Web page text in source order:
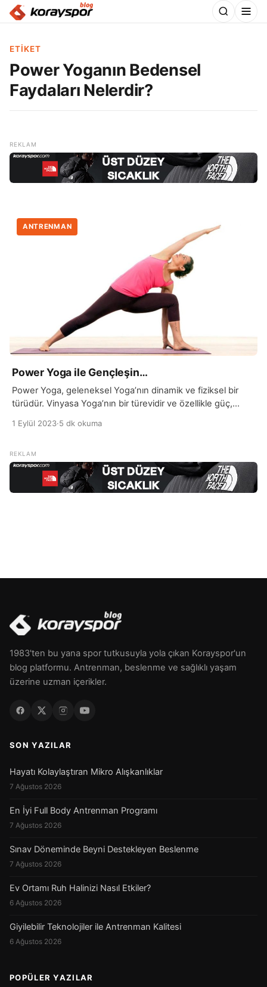
ETIKET
Power Yoganın Bedensel
Faydaları Nelerdir?
ANTRENMAN
Power Yoga ile Gençleşin…
Power Yoga, geleneksel Yoga’nın dinamik ve fiziksel bir
türüdür. Vinyasa Yoga’nın bir türevidir ve özellikle güç,
dersleri, hızlı ve akıcı hareketlerle birlikte nefes kontrolünü
olarak zorlayıcı bir deneyim sunmaktır. Power Yoga’nın
temel özelliklerinden biri, daha hızlı ve sürekli geçişlerle […]
1 Eylül 2023·5 dk okuma
1983'ten bu yana spor tutkusuyla yola çıkan Korayspor'un
blog platformu. Antrenman, beslenme ve sağlıklı yaşam
üzerine uzman içerikler.
SON YAZILAR
Hayatı Kolaylaştıran Mikro Alışkanlıklar
7 Ağustos 2026
En İyi Full Body Antrenman Programı
7 Ağustos 2026
Sınav Döneminde Beyni Destekleyen Beslenme
7 Ağustos 2026
Ev Ortamı Ruh Halinizi Nasıl Etkiler?
6 Ağustos 2026
Giyilebilir Teknolojiler ile Antrenman Kalitesi
6 Ağustos 2026
POPÜLER YAZILAR